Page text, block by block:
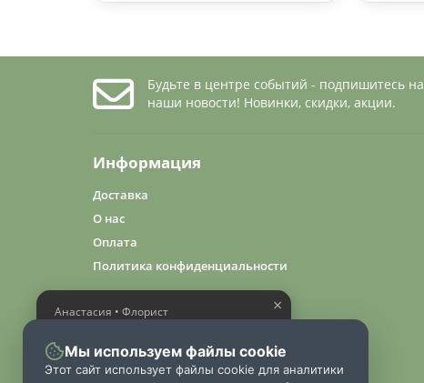
Будьте в центре событий - подпишитесь на
наши новости! Новинки, скидки, акции.
Информация
Доставка
О нас
Оплата
Политика конфиденциальности
×
Анастасия • Флорист
букет
Мы используем файлы cookie
Этот сайт использует файлы cookie для аналитики